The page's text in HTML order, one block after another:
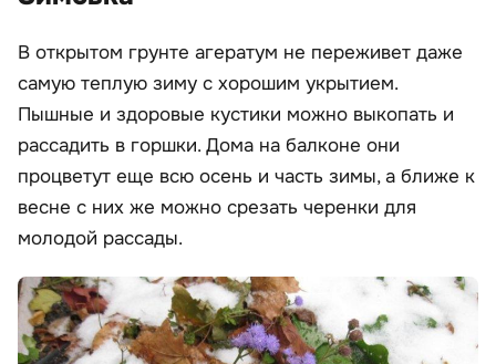
В открытом грунте агератум не переживет даже
самую теплую зиму с хорошим укрытием.
Пышные и здоровые кустики можно выкопать и
рассадить в горшки. Дома на балконе они
процветут еще всю осень и часть зимы, а ближе к
весне с них же можно срезать черенки для
молодой рассады.